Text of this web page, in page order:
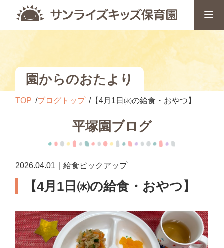
園からのおたより
TOP ブログトップ 【4月1日㈬の給食・おやつ】
平塚園ブログ
2026.04.01｜給食ピックアップ
【4月1日㈬の給食・おやつ】